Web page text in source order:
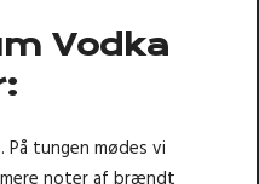
Vodka
tungen mødes vi
noter af brændt